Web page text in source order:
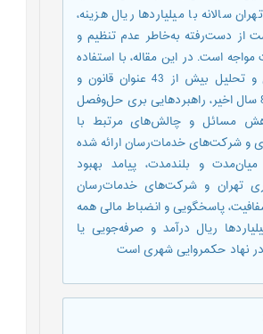
سالانه با میلیاردها ریال هزینه،
از دست‌رفته به‌خاطر عدم تنظیم و
مواجه است. در این مقاله، با استفاده
از روش واکاوی و تحلیل بیش از 43 عنوان قانون و
مصوب 80 سال اخیر، راهبردهایی بری حل‌وفصل
مسائل و چالش‌های مرتبط با
و شرکت‌های خدمات‌رسان ارائه شده
و بلندمدت، پیامد بهبود
تهران و شرکت‌های خدمات‌رسان
پاسخگویی و انضباط مالی همه
ریال درآمد و صرفه‌جویی یا
نهاد حکمروایی شهری است